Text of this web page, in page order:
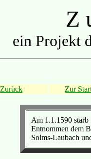
Z
ein Projekt
Zurück
Zur
Am 1.1.1590
Entnommen dem
Solms-Laubach